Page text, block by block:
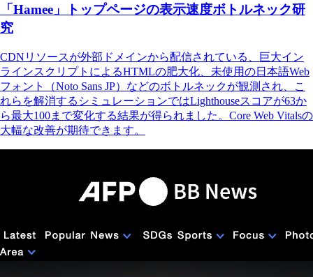
「Hamee」トップページの表示速度ボトルネック研
究
CDNリソースが外部ドメインから配信されている、巨大イン
ラインスクリプトによるHTMLの肥大化、未使用の日本語Web
フォント（Noto Sans JP）などのボトルネックが観測され、こ
れらを解消するシミュレーションではLighthouseスコアが63か
ら最大100まで変化する結果が得られました。Core Web Vitalsの
大幅な改善が期待できます。